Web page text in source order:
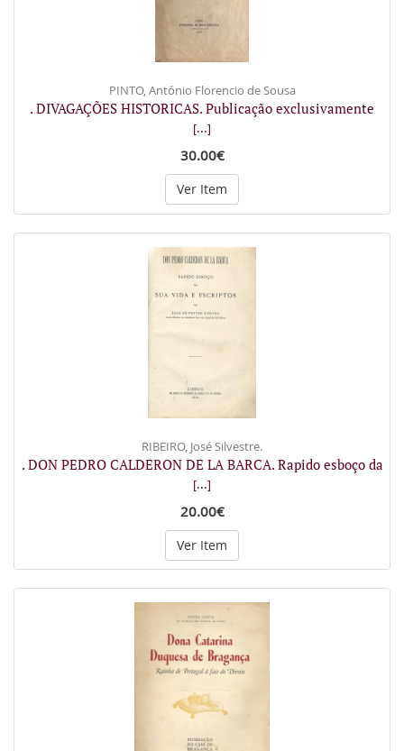
PINTO, António Florencio de Sousa
. DIVAGAÇÕES HISTORICAS. Publicação exclusivamente
[...]
30.00€
Ver Item
RIBEIRO, José Silvestre.
. DON PEDRO CALDERON DE LA BARCA. Rapido esboço da
[...]
20.00€
Ver Item